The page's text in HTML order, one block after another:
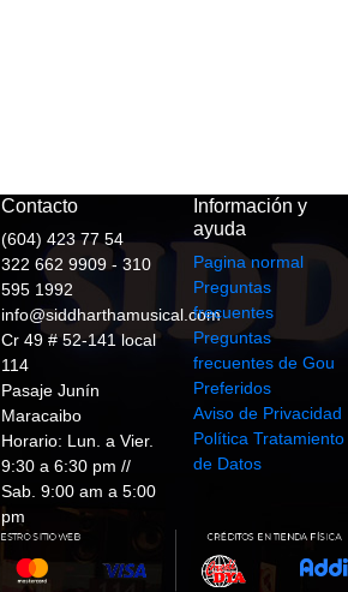
Contacto
(604) 423 77 54
322 662 9909 - 310
595 1992
info@siddharthamusical.com
Cr 49 # 52-141 local
114
Pasaje Junín
Maracaibo
Horario: Lun. a Vier.
9:30 a 6:30 pm //
Sab. 9:00 am a 5:00
pm
Información y
ayuda
Pagina normal
Preguntas
frecuentes
Preguntas
frecuentes de Gou
Preferidos
Aviso de Privacidad
Política Tratamiento
de Datos